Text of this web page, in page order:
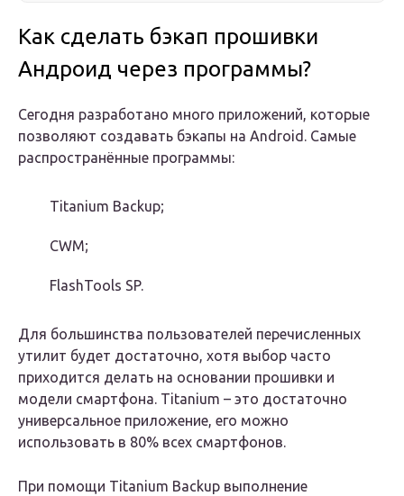
Как сделать бэкап прошивки
Андроид через программы?
Сегодня разработано много приложений, которые
позволяют создавать бэкапы на Android. Самые
распространённые программы:
Titanium Backup;
CWM;
FlashTools SP.
Для большинства пользователей перечисленных
утилит будет достаточно, хотя выбор часто
приходится делать на основании прошивки и
модели смартфона. Titanium – это достаточно
универсальное приложение, его можно
использовать в 80% всех смартфонов.
При помощи Titanium Backup выполнение